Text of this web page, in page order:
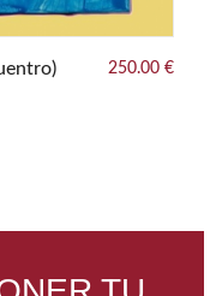
250.00 €